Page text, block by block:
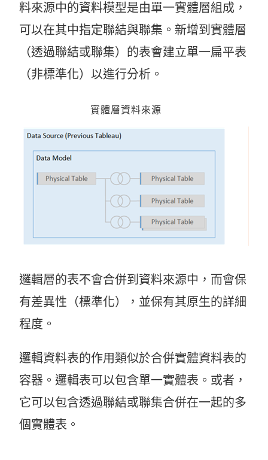
料來源中的資料模型是由單一實體層組成，
可以在其中指定聯結與聯集。新增到實體層
（透過聯結或聯集）的表會建立單一扁平表
（非標準化）以進行分析。
實體層資料來源
邏輯層的表不會合併到資料來源中，而會保
有差異性（標準化），並保有其原生的詳細
程度。
邏輯資料表的作用類似於合併實體資料表的
容器。邏輯表可以包含單一實體表。或者，
它可以包含透過聯結或聯集合併在一起的多
個實體表。